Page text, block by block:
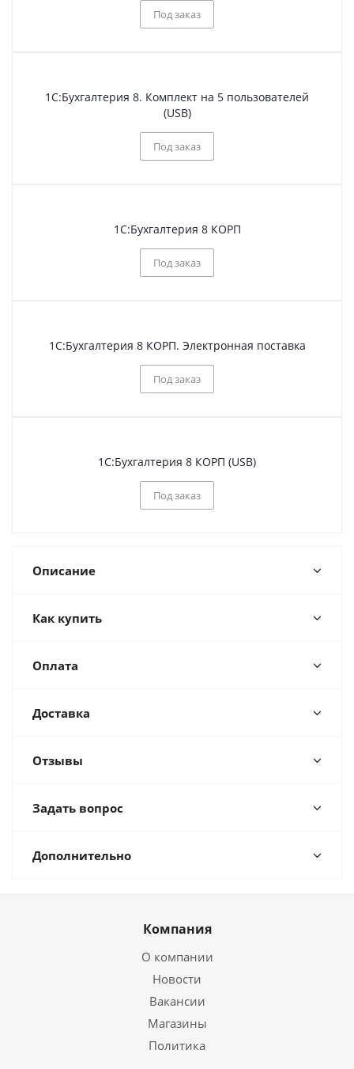
Под заказ
1С:Бухгалтерия 8. Комплект на 5 пользователей
(USB)
Под заказ
1С:Бухгалтерия 8 КОРП
Под заказ
1С:Бухгалтерия 8 КОРП. Электронная поставка
Под заказ
1С:Бухгалтерия 8 КОРП (USB)
Под заказ
Описание
Как купить
Оплата
Доставка
Отзывы
Задать вопрос
Дополнительно
Компания
О компании
Новости
Вакансии
Магазины
Политика